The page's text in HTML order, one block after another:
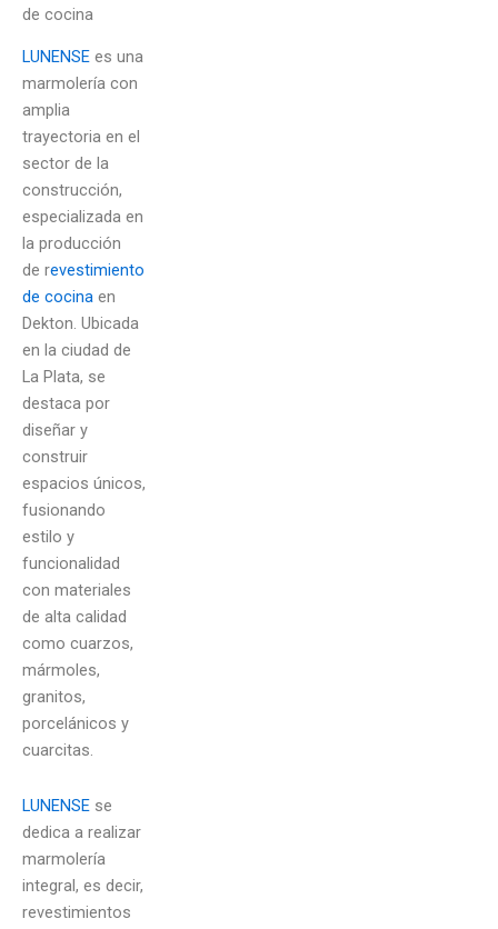
de cocina
LUNENSE es una
marmolería con
amplia
trayectoria en el
sector de la
construcción,
especializada en
la producción
de revestimiento
de cocina en
Dekton. Ubicada
en la ciudad de
La Plata, se
destaca por
diseñar y
construir
espacios únicos,
fusionando
estilo y
funcionalidad
con materiales
de alta calidad
como cuarzos,
mármoles,
granitos,
porcelánicos y
cuarcitas.
LUNENSE se
dedica a realizar
marmolería
integral, es decir,
revestimientos